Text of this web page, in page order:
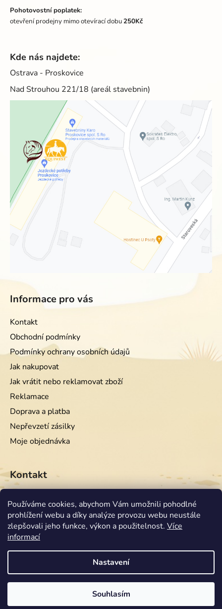
Používáme cookies, abychom Vám umožnili pohodlné
prohlížení webu a díky analýze provozu webu neustále
zlepšovali jeho funkce, výkon a použitelnost. Více
informací
Nastavení
Souhlasím
i
s
Pohotovostní poplatek:
otevření prodejny mimo otevírací dobu250Kč
Kde nás najdete:
Ostrava - Proskovice
Nad Strouhou 221/18 (areál stavebnin)
Informace pro vás
Kontakt
Obchodní podmínky
Podmínky ochrany osobních údajů
Jak nakupovat
Jak vrátit nebo reklamovat zboží
Reklamace
Doprava a platba
Nepřevzetí zásilky
Moje objednávka
Kontakt
info @equiwest.cz
+420724001554
Vytvořil Shoptet